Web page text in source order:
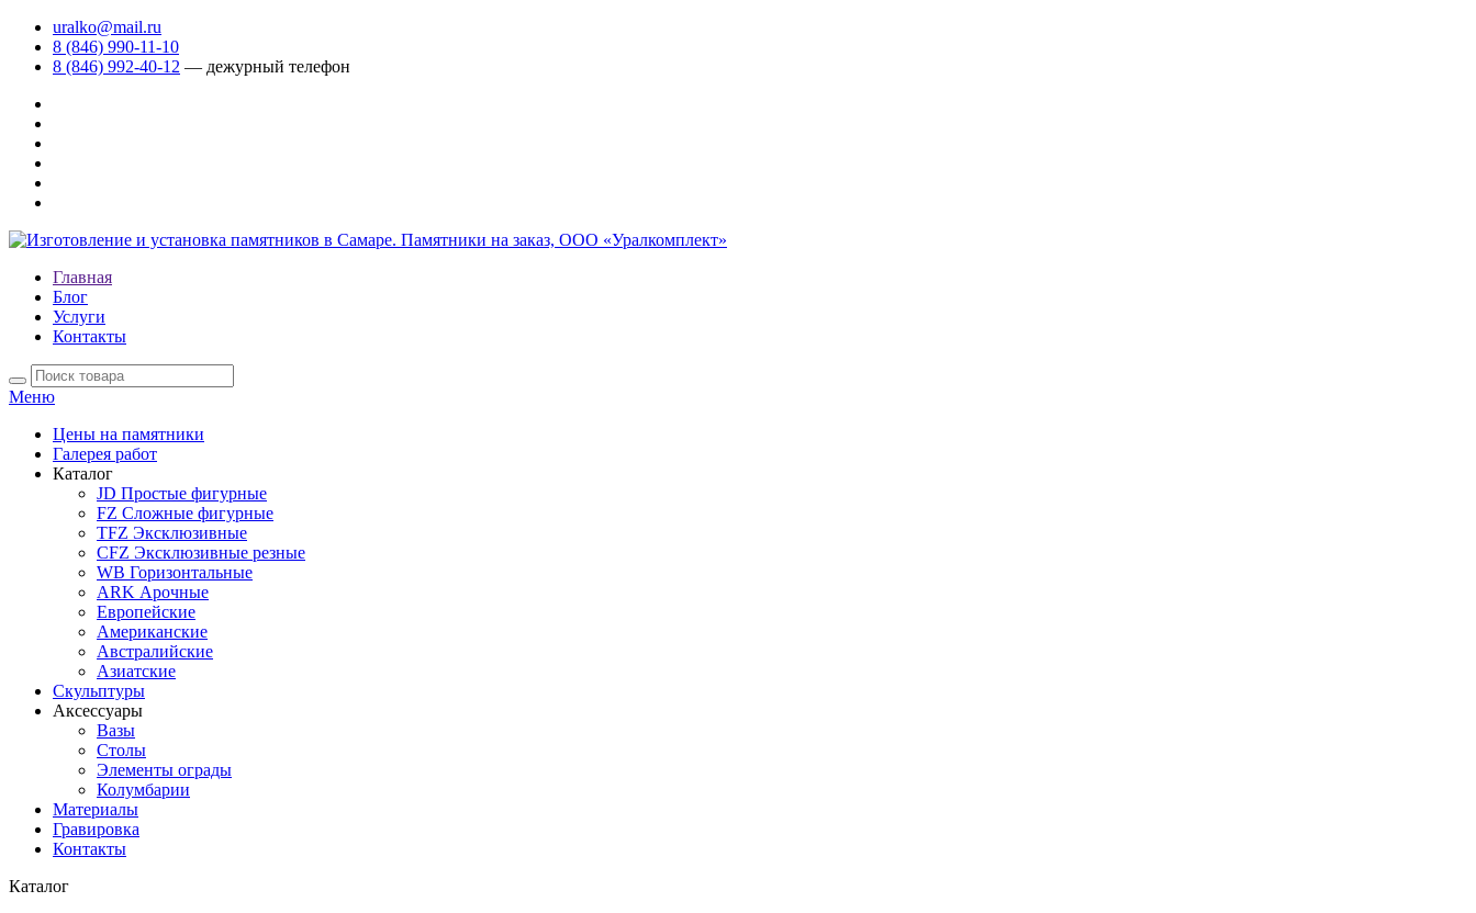
uralko@mail.ru
8 (846) 990-11-10
8 (846) 992-40-12 — дежурный телефон
Главная
Блог
Услуги
Контакты
Меню
Цены на памятники
Галерея работ
Каталог
JD Простые фигурные
FZ Сложные фигурные
TFZ Эксклюзивные
CFZ Эксклюзивные резные
WB Горизонтальные
ARK Арочные
Европейские
Американские
Австралийские
Азиатские
Скульптуры
Аксессуары
Вазы
Столы
Элементы ограды
Колумбарии
Материалы
Гравировка
Контакты
Каталог